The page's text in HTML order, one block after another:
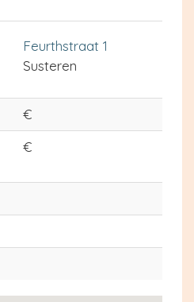
Feurthstraat 1
Susteren
€
€